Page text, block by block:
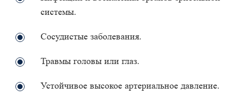
системы.
Сосудистые заболевания.
Травмы головы или глаз.
Устойчивое высокое артериальное давление.